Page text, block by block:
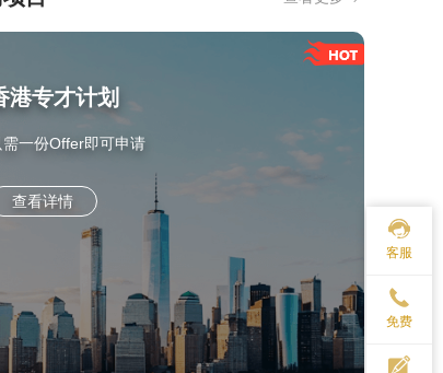
港专才计划
需一份Offer即可申请
查看详情
客服
免费